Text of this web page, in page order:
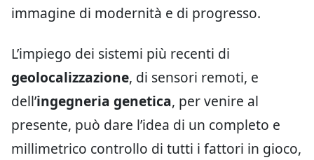
immagine di modernità e di progresso.
L’impiego dei sistemi più recenti di
geolocalizzazione, di sensori remoti, e
dell’ingegneria genetica, per venire al
presente, può dare l’idea di un completo e
millimetrico controllo di tutti i fattori in gioco,